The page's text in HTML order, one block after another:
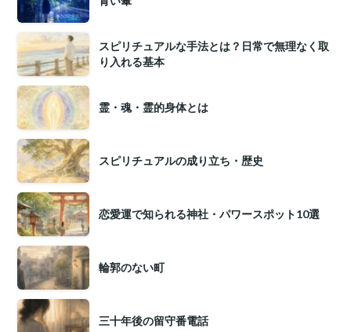
スピリチュアルな手法とは？日常で無理なく取
り入れる基本
霊・魂・霊的身体とは
スピリチュアルの成り立ち・歴史
恋愛運で知られる神社・パワースポット10選
輪郭のない町
三十年後の留守番電話